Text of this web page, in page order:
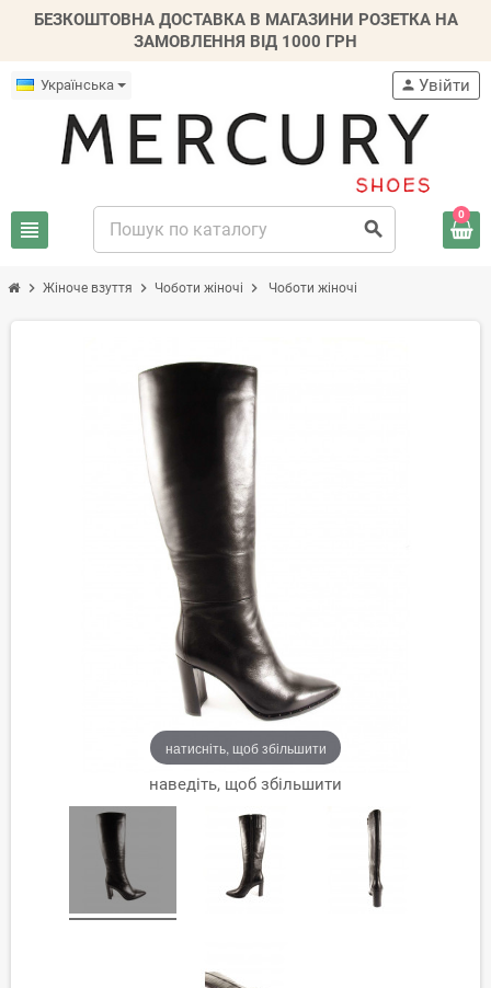
БЕЗКОШТОВНА ДОСТАВКА В МАГАЗИНИ РОЗЕТКА НА
ЗАМОВЛЕННЯ ВІД 1000 ГРН
Українська
view_headline search
person Увійти
0
chevron_right Жіноче взуття chevron_right Чоботи жіночі chevron_right Чоботи жіночі
натисніть, щоб збільшити
наведіть, щоб збільшити